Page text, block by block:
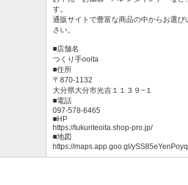
す。
通販サイトで豊富な商品の中からお選
さい。
■店舗名
つくり手ooita
■住所
〒870-1132
大分県大分市光吉１１３９−１
■電話
097-578-6465
■HP
https://tukuriteoita.shop-pro.jp/
■地図
https://maps.app.goo.gl/